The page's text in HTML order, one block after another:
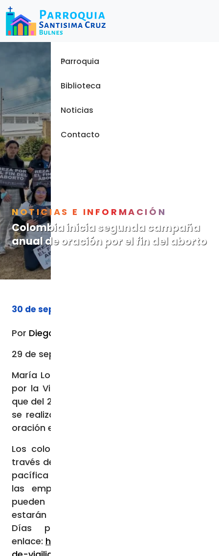
NOTICIAS E INFORMACIÓN
Colombia inicia segunda campaña
anual de oración por el fin del aborto
30 de septiembre de 2023
Por Diego López Marina
29 de septiembre de 2023 / 07:54 PM
María Lourdes Varela, directora de 40 Días
por la Vida en Iberoamérica, ha informado
que del 27 de septiembre al 5 de noviembre
se realizará la segunda campaña anual de
oración en Colombia por el fin del aborto.
Los colombianos que deseen participar a
través de jornadas de oración, ayuno, vigilia
pacífica e integración comunitaria frente a
las empresas de aborto de todo país
pueden encontrar las localidades donde
estarán presentes los voluntarios de 40
Días por la Vida en el siguiente
enlace: https://40diasporlavida.com/
Menu
Inicio
Parroquia
Biblioteca
Noticias
Contacto